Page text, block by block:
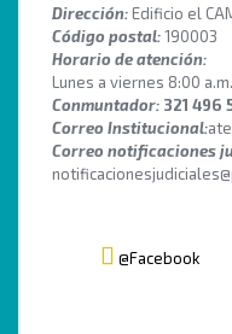
Dirección: Edificio el
Código postal:190003
Horario de atención:
Lunes a viernes 8:00
Conmuntador: 321 496
Correo Institucional:
Correo notificaciones
@Facebook